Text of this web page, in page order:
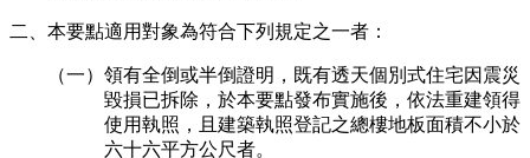
二、本要點適用對象為符合下列規定之一者：
（一）領有全倒或半倒證明，既有透天個別式住宅因震災
毀損已拆除，於本要點發布實施後，依法重建領得
使用執照，且建築執照登記之總樓地板面積不小於
六十六平方公尺者。